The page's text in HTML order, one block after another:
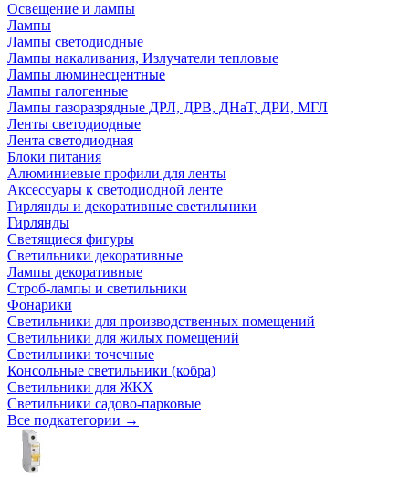
Освещение и лампы
Лампы
Лампы светодиодные
Лампы накаливания, Излучатели тепловые
Лампы люминесцентные
Лампы галогенные
Лампы газоразрядные ДРЛ, ДРВ, ДНаТ, ДРИ, МГЛ
Ленты светодиодные
Лента светодиодная
Блоки питания
Алюминиевые профили для ленты
Аксессуары к светодиодной ленте
Гирлянды и декоративные светильники
Гирлянды
Светящиеся фигуры
Светильники декоративные
Лампы декоративные
Строб-лампы и светильники
Фонарики
Светильники для производственных помещений
Светильники для жилых помещений
Светильники точечные
Консольные светильники (кобра)
Светильники для ЖКХ
Светильники садово-парковые
Все подкатегории →